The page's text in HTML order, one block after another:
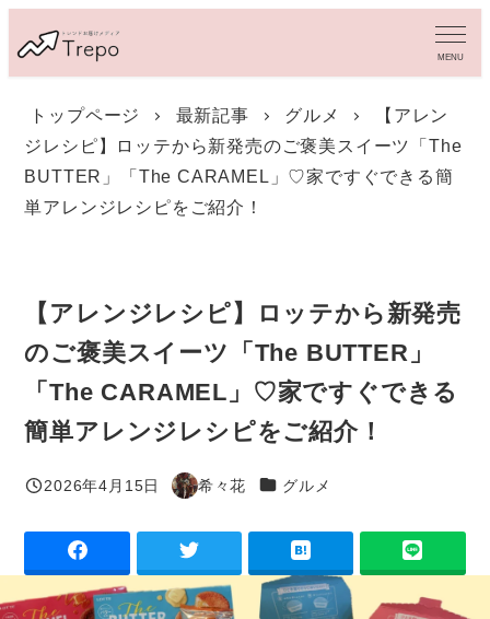
イ
MENU
トップページ 最新記事 グルメ
【アレン
ジレシピ】ロッテから新発売のご褒美スイーツ「The
BUTTER」「The CARAMEL」♡家ですぐできる簡
単アレンジレシピをご紹介！
【アレンジレシピ】ロッテから新発売
のご褒美スイーツ「The BUTTER」
「The CARAMEL」♡家ですぐできる
簡単アレンジレシピをご紹介！
投稿日
2026年4月15日
著
希々花 カテゴリー
グルメ